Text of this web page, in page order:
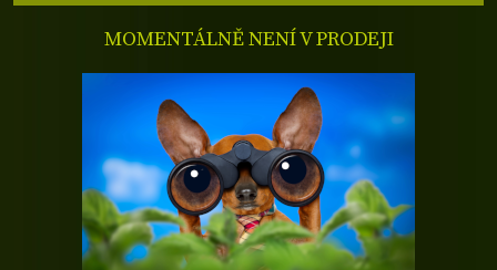
MOMENTÁLNĚ NENÍ V PRODEJI